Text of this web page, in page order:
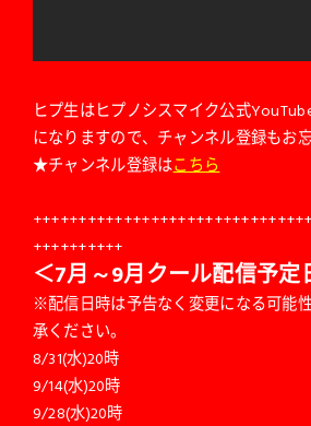
ヒプ生はヒプノシスマイク公式
になりますので、チャンネル登録もお忘
★チャンネル登録はこちら
++++++++++
＜7月～9月クール配信予定
※配信日時は予告なく変更になる可能
承ください。
8/31(水)20時
9/14(水)20時
9/28(水)20時